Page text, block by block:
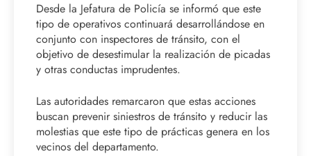
Desde la Jefatura de Policía se informó que este
tipo de operativos continuará desarrollándose en
conjunto con inspectores de tránsito, con el
objetivo de desestimular la realización de picadas
y otras conductas imprudentes.
Las autoridades remarcaron que estas acciones
buscan prevenir siniestros de tránsito y reducir las
molestias que este tipo de prácticas genera en los
vecinos del departamento.